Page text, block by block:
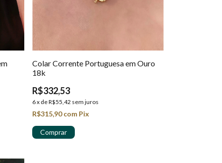
Colar Corrente Portuguesa em Ouro
18k
R$332,53
6x deR$55,42 sem juros
R$315,90com Pix